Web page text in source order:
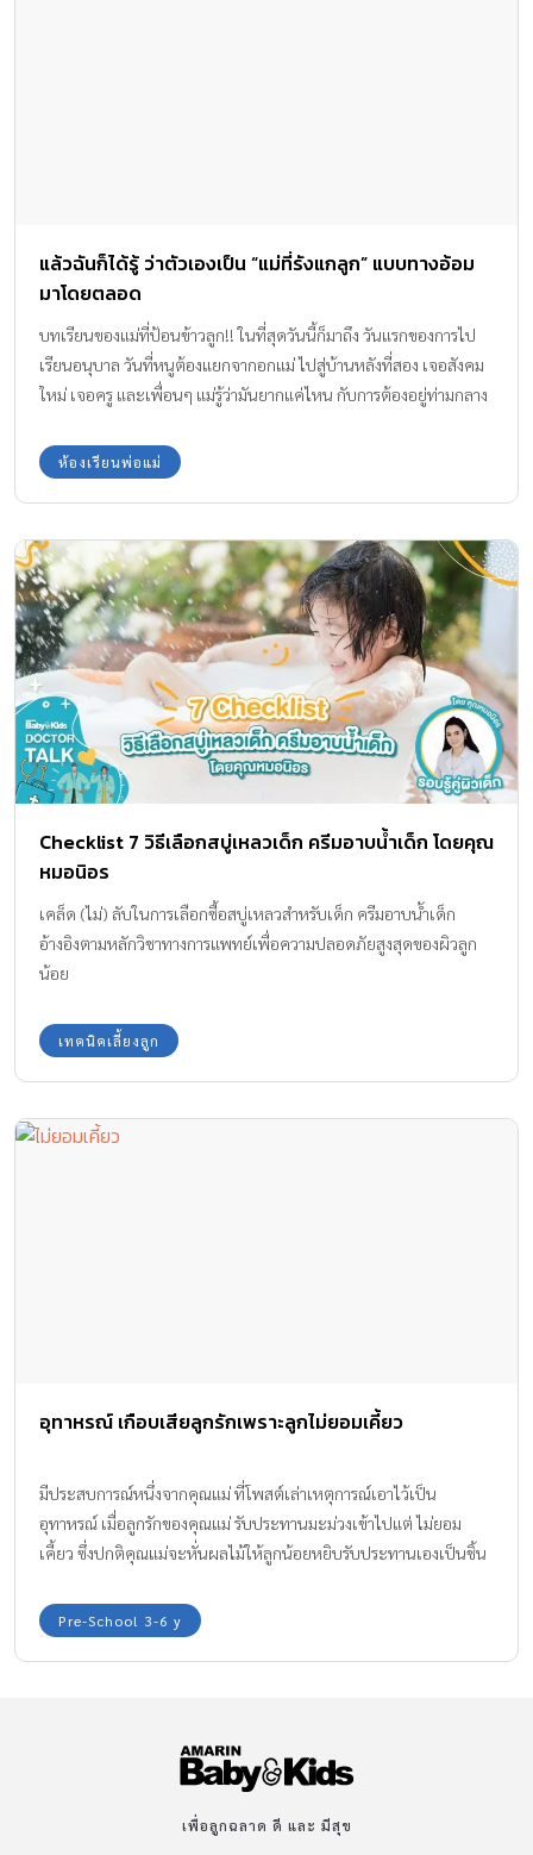
แล้วฉันก็ได้รู้ ว่าตัวเองเป็น “แม่ที่รังแกลูก” แบบทางอ้อม
มาโดยตลอด
บทเรียนของแม่ที่ป้อนข้าวลูก!! ในที่สุดวันนี้ก็มาถึง วันแรกของการไป
เรียนอนุบาล วันที่หนูต้องแยกจากอกแม่ ไปสู่บ้านหลังที่สอง เจอสังคม
ใหม่ เจอครู และเพื่อนๆ แม่รู้ว่ามันยากแค่ไหน กับการต้องอยู่ท่ามกลาง
หมดทุกอย่าง หนูต้องปรับตัว ปรับใจอย่างมาก.. วันแรกในรั้วโรงเรียน
คุณครูรับตัวหนูเข้าไปในห้อง และขอความร่วมมือให้พ่อแม่ ออกมารอ
จะขาดให้ได้ สายตาหนูที่มองแม่ เหมือนจะต่อว่า ว่าทิ้งหนูไว้กับคน
แปลกหน้าทำไม??? หนูร้องไห้ดังมากเท่าไหร่ ใจแม่ร้องไห้มากเท่านั้น
หนูร้องไห้เสียงดัง และเบา สลับกันไป พ่อกับแม่นั่งรอด้วยใจ
จดจ่อ……………………… พอถึงเวลาพักกลางวัน หนูรีบก้มหน้าก้มตาตัก
ข้าวใส่ปาก โดยไม่มองหน้าใคร มือขวาจับช้อนแบบเก้ๆ กังๆ ความหิว
คงทำให้หนูรู้จักแก้ปัญหา หนูวางช้อน และใช้มือหยิบอาหารเข้าปาก
ทันที ยิ่งเห็นภาพนั้นยิ่งน้ำตาไหล… ฉันนี่แหล่ะ “พ่อแม่รังแกฉันของ
จริง” ฉันป้อนข้าวให้ลูกทุกมื้อ เพราะลูกกินช้า ฉันป้อนข้าวให้ลูกเพราะ
ลูกชอบทำเลอะ ฉันป้อนข้าวให้ลูกเพราะอยากให้ลูกกินได้เยอะ…. ลูก
กินข้าวไม่เก่ง ช่วยเหลือตัวเองไม่เป็น ไม่ใช่ลูกหรอกที่แพ้!! มันคือความ
พ่ายแพ้ของคนเป็นพ่อแม่ อย่างไม่น่าให้อภัย คนชนะที่แท้ กลับเป็น
ลูก!!! เด็กตัวเล็กๆ […]
ห้องเรียนพ่อแม่
Checklist 7 วิธีเลือกสบู่เหลวเด็ก ครีมอาบน้ำเด็ก โดยคุณ
หมอนิอร
เคล็ด (ไม่) ลับในการเลือกซื้อสบู่เหลวสำหรับเด็ก ครีมอาบน้ำเด็ก
อ้างอิงตามหลักวิชาทางการแพทย์เพื่อความปลอดภัยสูงสุดของผิวลูก
น้อย
เทคนิคเลี้ยงลูก
อุทาหรณ์ เกือบเสียลูกรักเพราะลูกไม่ยอมเคี้ยว
มีประสบการณ์หนึ่งจากคุณแม่ ที่โพสต์เล่าเหตุการณ์เอาไว้เป็น
อุทาหรณ์ เมื่อลูกรักของคุณแม่ รับประทานมะม่วงเข้าไปแต่ ไม่ยอม
เคี้ยว ซึ่งปกติคุณแม่จะหั่นผลไม้ให้ลูกน้อยหยิบรับประทานเองเป็นชิ้น
ไม่ชอบเคี้ยว
Pre-School 3-6 y
เพื่อลูกฉลาด ดี และ มีสุข